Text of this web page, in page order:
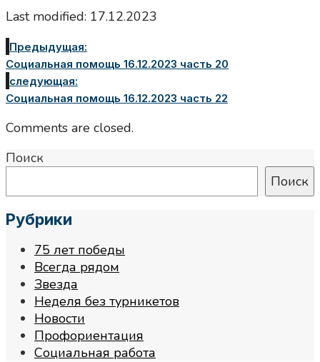
Last modified: 17.12.2023
Предыдущая:
Социальная помощь 16.12.2023 часть 20
следующая:
Социальная помощь 16.12.2023 часть 22
Comments are closed.
Поиск
Поиск
Рубрики
75 лет победы
Всегда рядом
Звезда
Неделя без турникетов
Новости
Профориентация
Социальная работа